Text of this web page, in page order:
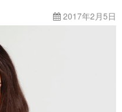
2017年2月5日